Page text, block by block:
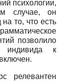
психологии,
случае, он
то, что есть
позволило
индивида к
релевантен